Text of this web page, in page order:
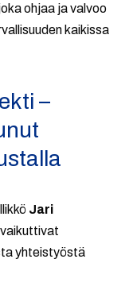
ohjaa ja valvoo
kaikissa
–
Jari
yhteistyöstä